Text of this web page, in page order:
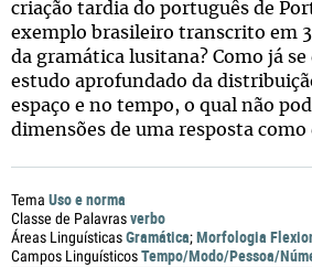
criação tardia do português de
exemplo brasileiro transcrito em
da gramática lusitana? Como já
estudo aprofundado da
espaço e no tempo, o qual não
dimensões de uma resposta como
Tema Uso e norma
Classe de Palavrasverbo
Áreas LinguísticasGramática;Morfologia
Campos LinguísticosTempo/Modo/Pessoa/